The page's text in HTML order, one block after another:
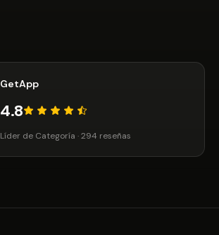
GetApp
4.8
Líder de Categoría · 294 reseñas